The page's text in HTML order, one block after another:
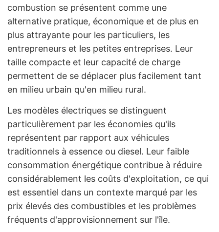
combustion se présentent comme une
alternative pratique, économique et de plus en
plus attrayante pour les particuliers, les
entrepreneurs et les petites entreprises. Leur
taille compacte et leur capacité de charge
permettent de se déplacer plus facilement tant
en milieu urbain qu'en milieu rural.
Les modèles électriques se distinguent
particulièrement par les économies qu'ils
représentent par rapport aux véhicules
traditionnels à essence ou diesel. Leur faible
consommation énergétique contribue à réduire
considérablement les coûts d'exploitation, ce qui
est essentiel dans un contexte marqué par les
prix élevés des combustibles et les problèmes
fréquents d'approvisionnement sur l'île.